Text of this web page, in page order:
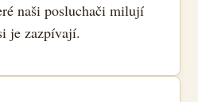
naši posluchači milují
je zazpívají.